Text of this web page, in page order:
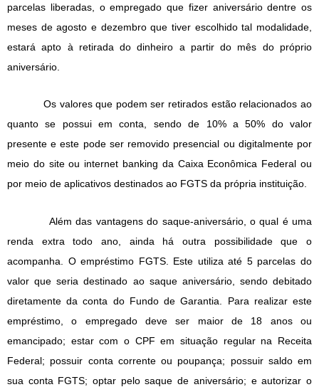
parcelas liberadas, o empregado que fizer aniversário dentre os
meses de agosto e dezembro que tiver escolhido tal modalidade,
estará apto à retirada do dinheiro a partir do mês do próprio
aniversário.
Os valores que podem ser retirados estão relacionados ao
quanto se possui em conta, sendo de 10% a 50% do valor
presente e este pode ser removido presencial ou digitalmente por
meio do site ou internet banking da Caixa Econômica Federal ou
por meio de aplicativos destinados ao FGTS da própria instituição.
Além das vantagens do saque-aniversário, o qual é uma
renda extra todo ano, ainda há outra possibilidade que o
acompanha. O empréstimo FGTS. Este utiliza até 5 parcelas do
valor que seria destinado ao saque aniversário, sendo debitado
diretamente da conta do Fundo de Garantia. Para realizar este
empréstimo, o empregado deve ser maior de 18 anos ou
emancipado; estar com o CPF em situação regular na Receita
Federal; possuir conta corrente ou poupança; possuir saldo em
sua conta FGTS; optar pelo saque de aniversário; e autorizar o